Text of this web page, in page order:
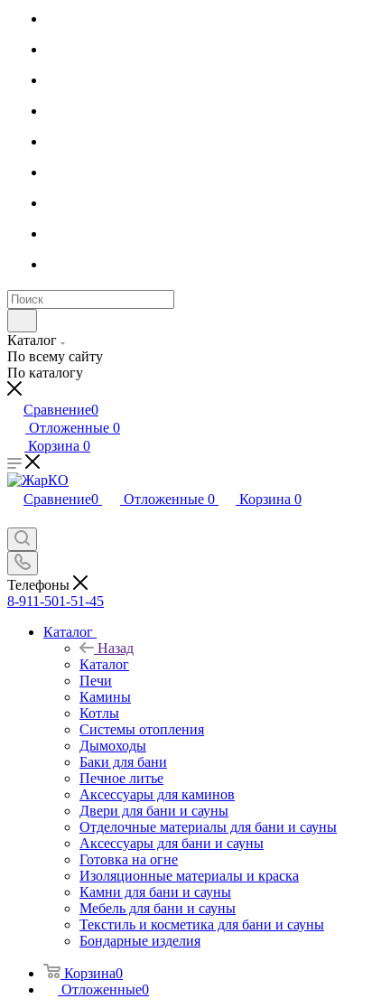
Каталог
По всему сайту
По каталогу
Сравнение0
Отложенные 0
Корзина 0
Сравнение0 Отложенные 0 Корзина 0
Телефоны
8-911-501-51-45
Каталог
Назад
Каталог
Печи
Камины
Котлы
Системы отопления
Дымоходы
Баки для бани
Печное литье
Аксессуары для каминов
Двери для бани и сауны
Отделочные материалы для бани и сауны
Аксессуары для бани и сауны
Готовка на огне
Изоляционные материалы и краска
Камни для бани и сауны
Мебель для бани и сауны
Текстиль и косметика для бани и сауны
Бондарные изделия
Корзина0
Отложенные0